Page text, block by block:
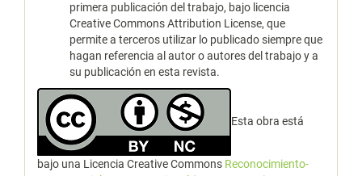
primera publicación del trabajo, bajo licencia
Creative Commons Attribution License, que
permite a terceros utilizar lo publicado siempre que
hagan referencia al autor o autores del trabajo y a
su publicación en esta revista.
Esta obra está
bajo una Licencia Creative Commons Reconocimiento-